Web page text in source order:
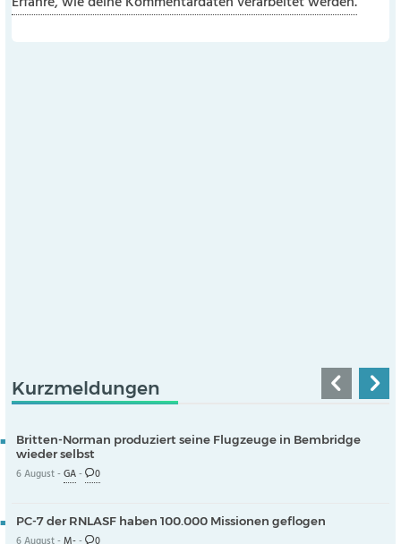
Kurzmeldungen
Britten-Norman produziert seine Flugzeuge in Bembridge
wieder selbst
6 August -GA- 0
PC-7 der RNLASF haben 100.000 Missionen geflogen